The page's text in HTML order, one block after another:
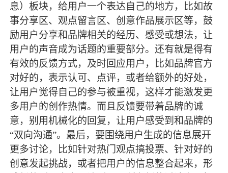
息）板块，给用户一个表达自己的地方，比如故
事分享区、观点留言区、创意作品展示区等，鼓
励用户分享和品牌相关的经历、感受或想法，让
用户的声音成为话题的重要部分。还有就是得有
有效的反馈方式，及时回应用户，比如品牌官方
对好的，表示认可、点评，或者给额外的好处，
让用户觉得自己的参与被重视，这样才能激发更
多用户的创作热情。而且反馈要带着品牌的诚
意，别用机械化的回复，让用户感受到和品牌的
“双向沟通”。 最后，要围绕用户生成的信息展开
更多讨论，比如针对热门观点搞投票、针对好的
创意发起挑战，或者把用户的信息整合起来，形